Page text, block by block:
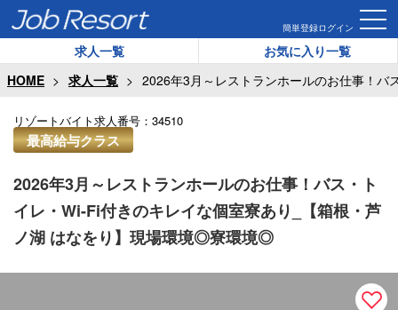
簡単登録ログイン
求人一覧
お気に入り一覧
HOME
求人一覧 2026年3月～レストランホールのお仕事！
最高給与クラス
リゾートバイト求人番号： 34510
2026年3月～レストランホールのお仕事！バス・ト
イレ・Wi-Fi付きのキレイな個室寮あり_【箱根・芦
ノ湖 はなをり】現場環境◎寮環境◎